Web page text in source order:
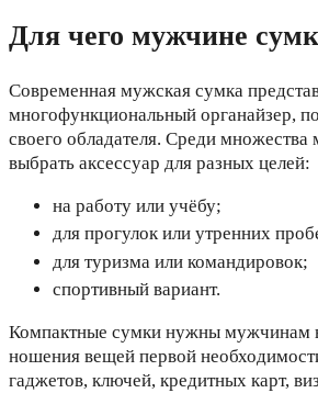
Для чего мужчине
Современная мужская сумка
многофункциональный органайзер,
своего обладателя. Среди
выбрать аксессуар для разных целей:
на работу или учёбу;
для прогулок или утренних
для туризма или командировок;
спортивный вариант.
Компактные сумки нужны мужчинам
ношения вещей первой
гаджетов, ключей, кредитных карт,